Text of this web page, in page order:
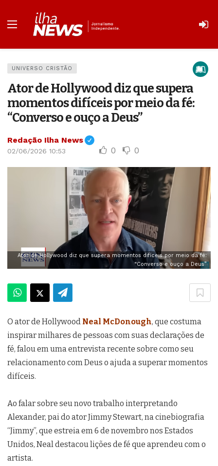
UNIVERSO CRISTÃO
Ator de Hollywood diz que supera
momentos difíceis por meio da fé:
“Converso e ouço a Deus”
Redação Ilha News
02/06/2026 10:53 0 0
Ator de Hollywood diz que supera momentos difíceis por meio da fé:
“Converso e ouço a Deus”
O ator de Hollywood Neal McDonough, que costuma
inspirar milhares de pessoas com suas declarações de
fé, falou em uma entrevista recente sobre como seu
relacionamento com Deus o ajuda a superar momentos
difíceis.
Ao falar sobre seu novo trabalho interpretando
Alexander, pai do ator Jimmy Stewart, na cinebiografia
“Jimmy”, que estreia em 6 de novembro nos Estados
Unidos, Neal destacou lições de fé que aprendeu com o
artista.